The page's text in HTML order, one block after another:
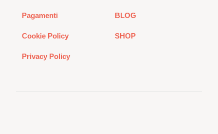
Pagamenti
Cookie Policy
Privacy Policy
BLOG
SHOP